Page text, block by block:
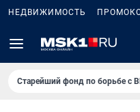
НЕДВИЖИМОСТЬ
Старейший фонд по борьбе с